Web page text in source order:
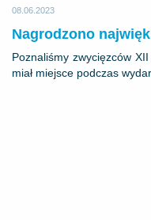
08.06.2023
Nagrodzono
Poznaliśmy zwycięzców
miał miejsce podczas